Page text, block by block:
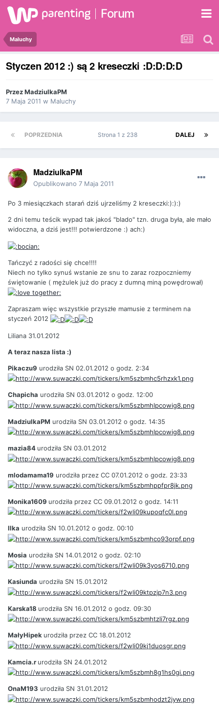
Forum
Maluchy
Styczen 2012 :) są 2 kreseczki :D:D:D:D
PrzezMadziulkaPM
7 Maja 2011 w Maluchy
POPRZEDNIA DALEJ
Strona 1 z 238
MadziulkaPM
Opublikowano 7 Maja 2011
Po 3 miesiączkach starań dziś ujrzeliśmy 2 kreseczki:):):)
2 dni temu teścik wypad tak jakoś "blado" tzn. druga była, ale mało
widoczna, a dziś jest!!! potwierdzone :) ach:)
Tańczyć z radości się chce!!!!
Niech no tylko synuś wstanie ze snu to zaraz rozpoczniemy
świętowanie ( mężulek już do pracy z dumną miną powędrował)
Zapraszam więc wszystkie przyszłe mamusie z terminem na
styczeń 2012
Liliana 31.01.2012
A teraz nasza lista :)
Pikaczu9 urodziła SN 02.01.2012 o godz. 2:34
Chapicha urodziła SN 03.01.2012 o godz. 12:00
MadziulkaPM urodziła SN 03.01.2012 o godz. 14:35
mazia84 urodziła SN 03.01.2012
mlodamama19 urodziła przez CC 07.01.2012 o godz. 23:33
Monika1609 urodziła przez CC 09.01.2012 o godz. 14:11
Ilka urodziła SN 10.01.2012 o godz. 00:10
Mosia urodziła SN 14.01.2012 o godz. 02:10
Kasiunda urodziła SN 15.01.2012
Karska18 urodziła SN 16.01.2012 o godz. 09:30
MałyHipek urodziła przez CC 18.01.2012
Kamcia.r urodziła SN 24.01.2012
OnaM193 urodziła SN 31.01.2012